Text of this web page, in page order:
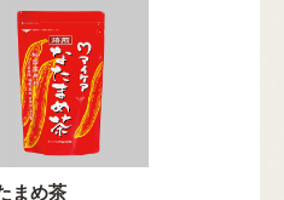
まめ茶